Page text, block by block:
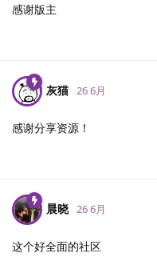
感谢版主
灰猫 26 6月
感谢分享资源！
晨晓 26 6月
这个好全面的社区